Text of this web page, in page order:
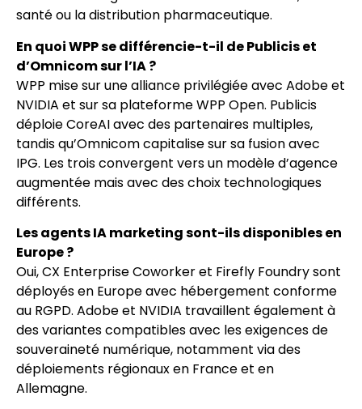
santé ou la distribution pharmaceutique.
En quoi WPP se différencie-t-il de Publicis et
d’Omnicom sur l’IA ?
WPP mise sur une alliance privilégiée avec Adobe et
NVIDIA et sur sa plateforme WPP Open. Publicis
déploie CoreAI avec des partenaires multiples,
tandis qu’Omnicom capitalise sur sa fusion avec
IPG. Les trois convergent vers un modèle d’agence
augmentée mais avec des choix technologiques
différents.
Les agents IA marketing sont-ils disponibles en
Europe ?
Oui, CX Enterprise Coworker et Firefly Foundry sont
déployés en Europe avec hébergement conforme
au RGPD. Adobe et NVIDIA travaillent également à
des variantes compatibles avec les exigences de
souveraineté numérique, notamment via des
déploiements régionaux en France et en
Allemagne.